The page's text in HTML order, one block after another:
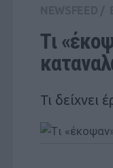
Tι
Τι δείχνει